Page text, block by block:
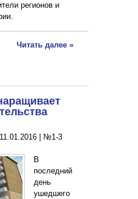
регионов и
Читать далее »
11.01.2016 №1-3
В
последний
день
ушедшего